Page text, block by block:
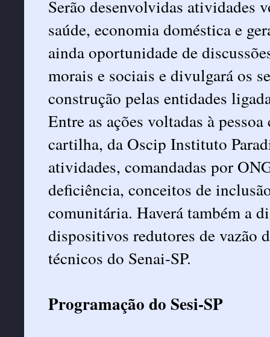
Serão desenvolvidas atividades
saúde, economia doméstica e
ainda oportunidade de
morais e sociais e divulgará os
construção pelas entidades
Entre as ações voltadas à
cartilha, da Oscip Instituto
atividades, comandadas por
deficiência, conceitos de
comunitária. Haverá também a
dispositivos redutores de vazão
técnicos do Senai-SP.
Programação do Sesi-SP